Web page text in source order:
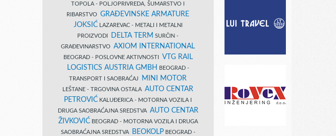
TOPOLA - POLJOPRIVREDA, ŠUMARSTVO I
RIBARSTVO GRAĐEVINSKE ARMATURE
JOKSIĆLAZAREVAC - METALI I METALNI
PROIZVODI
DELTA TERM SURČIN -
GRAĐEVINARSTVO AXIOM INTERNATIONAL
BEOGRAD - POSLOVNE AKTIVNOSTI VTG RAIL
LOGISTICS AUSTRIA GMBH
BEOGRAD -
TRANSPORT I SAOBRAĆAJ
MINI MOTOR
LEŠTANE - TRGOVINA OSTALA AUTO CENTAR
PETROVIĆ KALUĐERICA - MOTORNA VOZILA I
DRUGA SAOBRAĆAJNA SREDSTVA AUTO CENTAR
ŽIVKOVIĆBEOGRAD - MOTORNA VOZILA I DRUGA
SAOBRAĆAJNA SREDSTVA
BEOKOLPBEOGRAD -